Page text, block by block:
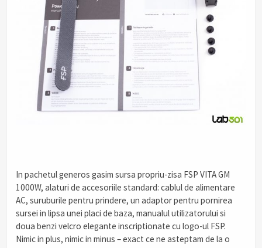
In pachetul generos gasim sursa propriu-zisa FSP VITA GM
1000W, alaturi de accesoriile standard: cablul de alimentare
AC, suruburile pentru prindere, un adaptor pentru pornirea
sursei in lipsa unei placi de baza, manualul utilizatorului si
doua benzi velcro elegante inscriptionate cu logo-ul FSP.
Nimic in plus, nimic in minus – exact ce ne asteptam de la o